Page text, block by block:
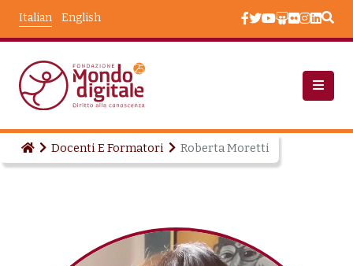
English
Italian
Docenti E Formatori Roberta Moretti